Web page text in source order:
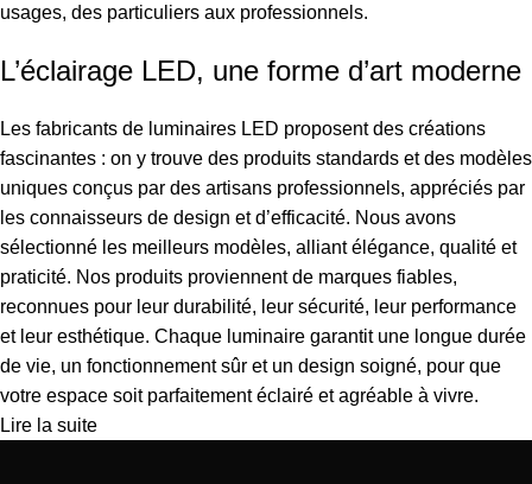
usages, des particuliers aux professionnels.
L’éclairage LED, une forme d’art moderne
Les fabricants de luminaires LED proposent des créations
fascinantes : on y trouve des produits standards et des modèles
uniques conçus par des artisans professionnels, appréciés par
les connaisseurs de design et d’efficacité. Nous avons
sélectionné les meilleurs modèles, alliant élégance, qualité et
praticité. Nos produits proviennent de marques fiables,
reconnues pour leur durabilité, leur sécurité, leur performance
et leur esthétique. Chaque luminaire garantit une longue durée
de vie, un fonctionnement sûr et un design soigné, pour que
votre espace soit parfaitement éclairé et agréable à vivre.
Lire la suite